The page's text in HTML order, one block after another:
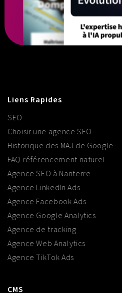
Liens Rapides
SEO
Choisir une agence SEO
Historique des MAJ de Google
FAQ référencement naturel
Agence SEO à Nanterre
Agence LinkedIn Ads
Agence Facebook Ads
Agence Google Analytics
Agence de tracking
Agence Web Analytics
Agence TikTok Ads
CMS